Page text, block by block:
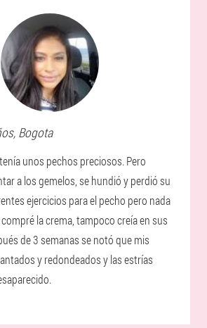
Bogota
unos pechos preciosos. Pero
a los gemelos, se hundió y perdió su
ejercicios para el pecho pero nada
la crema, tampoco creía en sus
de 3 semanas se notó que mis
y redondeados y las estrías